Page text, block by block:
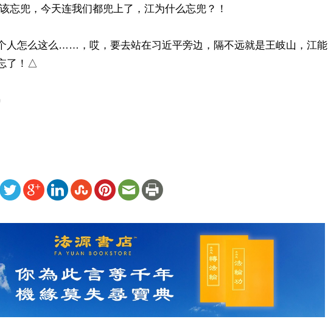
忘兜，今天连我们都兜上了，江为什么忘兜？！
人怎么这么……，哎，要去站在习近平旁边，隔不远就是王岐山，江能
了！△